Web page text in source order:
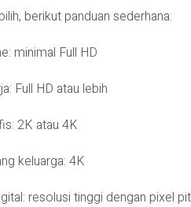
berikut panduan sederhana:
minimal Full HD
Full HD atau lebih
2K atau 4K
keluarga: 4K
resolusi tinggi dengan pixel